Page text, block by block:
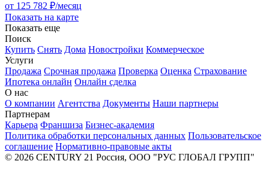
от 125 782 ₽/месяц
Показать на карте
Показать еще
Поиск
Купить Снять Дома Новостройки Коммерческое
Услуги
Продажа Срочная продажа Проверка Оценка Страхование
Ипотека онлайн Онлайн сделка
О нас
О компании Агентства Документы Наши партнеры
Партнерам
Карьера Франшиза Бизнес-академия
Политика обработки персональных данных Пользовательское
соглашение Нормативно-правовые акты
© 2026 CENTURY 21 Россия, ООО "РУС ГЛОБАЛ ГРУПП"